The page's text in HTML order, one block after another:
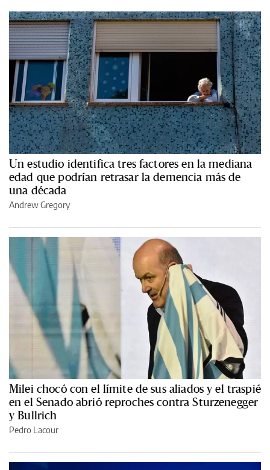
Un estudio identifica tres factores en la mediana
edad que podrían retrasar la demencia más de
una década
Andrew Gregory
Milei chocó con el límite de sus aliados y el traspié
en el Senado abrió reproches contra Sturzenegger
y Bullrich
Pedro Lacour